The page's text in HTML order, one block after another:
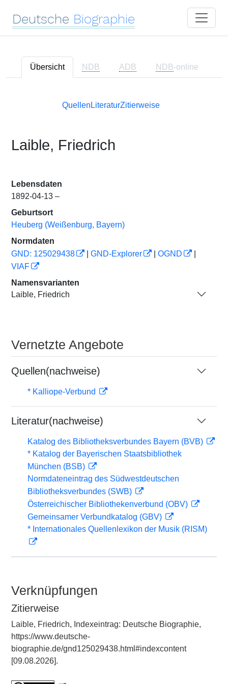
Deutsche Biographie
Übersicht NDB ADB NDB-online
Quellen LiteraturZitierweise
Laible, Friedrich
Lebensdaten
1892-04-13 –
Geburtsort
Heuberg (Weißenburg, Bayern)
Normdaten
GND: 125029438
GND-Explorer OGND
VIAF
Namensvarianten
Laible, Friedrich
Vernetzte Angebote
Quellen(nachweise)
* Kalliope-Verbund
Literatur(nachweise)
Katalog des Bibliotheksverbundes Bayern (BVB)
* Katalog der Bayerischen Staatsbibliothek
München (BSB)
Normdateneintrag des Südwestdeutschen
Bibliotheksverbundes (SWB)
Österreichischer Bibliothekenverbund (OBV)
Gemeinsamer Verbundkatalog (GBV)
* Internationales Quellenlexikon der Musik (RISM)
Verknüpfungen
Zitierweise
Laible, Friedrich, Indexeintrag: Deutsche Biographie,
https://www.deutsche-
biographie.de/gnd125029438.html#indexcontent
[09.08.2026].